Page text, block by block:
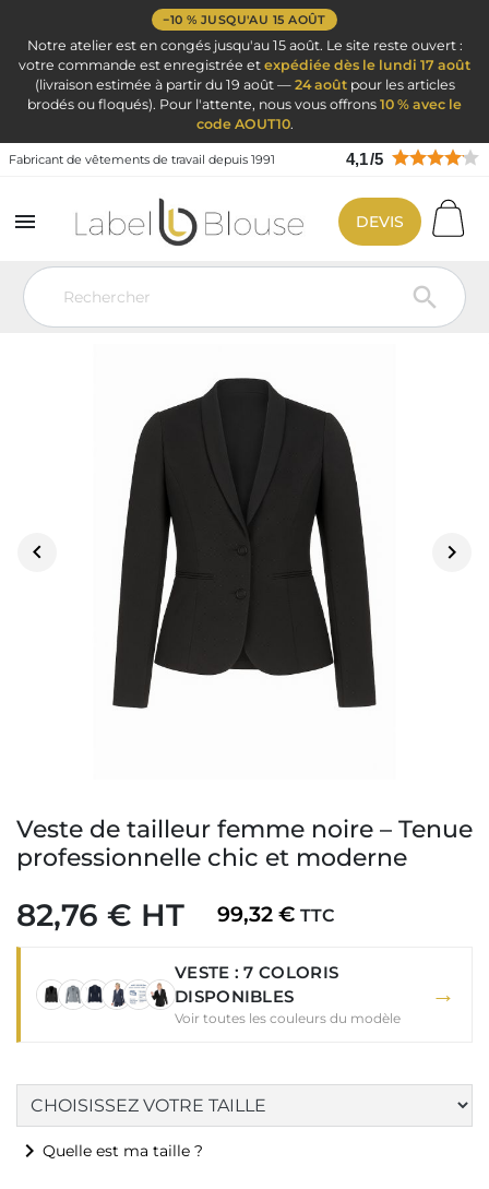
−10 % JUSQU'AU 15 AOÛT
Notre atelier est en congés jusqu'au 15 août. Le site reste ouvert :
votre commande est enregistrée et expédiée dès le lundi 17 août
(livraison estimée à partir du 19 août — 24 aoûtpour les articles
brodés ou floqués). Pour l'attente, nous vous offrons 10 % avec le
code AOUT10.
Fabricant de vêtements de travail depuis 1991 4,1/5


DEVIS
Vêtement de travail Vêtement Service Accueil & Hôtelier
Veste
professionnelle Label Blouse
 
Veste de tailleur femme noire – Tenue
professionnelle chic et moderne
82,76 € HT 99,32 € TTC
VESTE : 7 COLORIS
DISPONIBLES
Voir toutes les couleurs du modèle
→
chevron_right Quelle est ma taille ?